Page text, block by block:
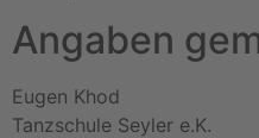
Angaben
Eugen Khod
Tanzschule Seyler e.K.